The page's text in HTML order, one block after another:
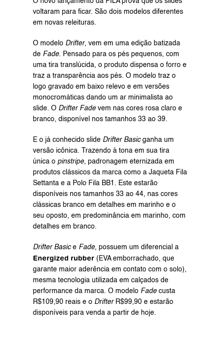
voltaram para ficar. São dois modelos diferentes
em novas releituras.
O modelo Drifter, vem em uma edição batizada
de Fade. Pensado para os pés pequenos, com
uma tira translúcida, o produto dispensa o forro e
traz a transparência aos pés. O modelo traz o
logo gravado em baixo relevo e em versões
monocromáticas dando um ar minimalista ao
slide. O Drifter Fade vem nas cores rosa claro e
branco, disponível nos tamanhos 33 ao 39.
E o já conhecido slide Drifter Basic ganha um
versão icônica. Trazendo à tona em sua tira
única o pinstripe, padronagem eternizada em
produtos clássicos da marca como a Jaqueta Fila
Settanta e a Polo Fila BB1. Este estarão
disponíveis nos tamanhos 33 ao 44, nas cores
clássicas branco em detalhes em marinho e o
seu oposto, em predominância em marinho, com
detalhes em branco.
Drifter Basic e Fade , possuem um diferencial a
Energized rubber (EVA emborrachado, que
garante maior aderência em contato com o solo),
mesma tecnologia utilizada em calçados de
performance da marca. O modelo Fade custa
R$109,90 reais e o Drifter R$99,90 e estarão
disponíveis para venda a partir de hoje.